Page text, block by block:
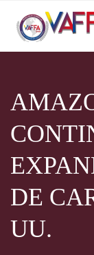
DE
UU.